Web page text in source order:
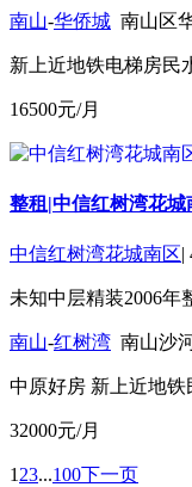
南山-华侨城 南山区
新上近地铁电梯房民
16500元/月
整租|中信红树湾花城
中信红树湾花城南区|
未知中层精装2006年
南山-红树湾 南山沙
中原好房 新上近地铁
32000元/月
1 23...100下一页